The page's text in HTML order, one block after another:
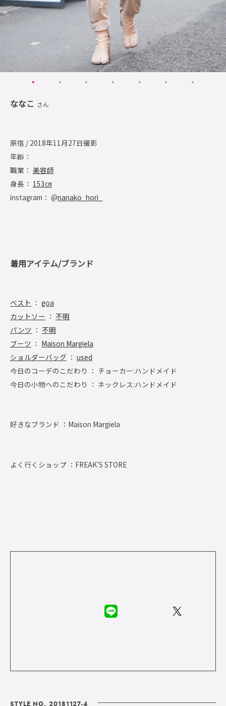
ななこ さん
原宿 / 2018年11月27日撮影
年齢：
職業： 美容師
身長： 153㎝
instagram： @nanako_hori_
着用アイテム/ブランド
ベスト ： goa
カットソー ： 不明
パンツ ： 不明
ブーツ ： Maison Margiela
ショルダーバッグ ： used
今日のコーデのこだわり ： チョーカー:ハンドメイド
今日の小物へのこだわり ： ネックレス:ハンドメイド
好きなブランド ： Maison Margiela
よく行くショップ ： FREAK'S STORE
STYLE NO. 20181127-4